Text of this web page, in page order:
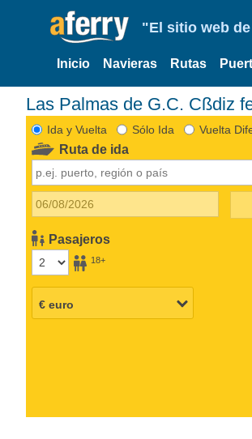
"El sitio web
Inicio Navieras Rutas
Las Palmas de G.C. Cßdiz
Ida y Vuelta Sólo Ida Vuelta
Ruta de ida
Pasajeros
18+